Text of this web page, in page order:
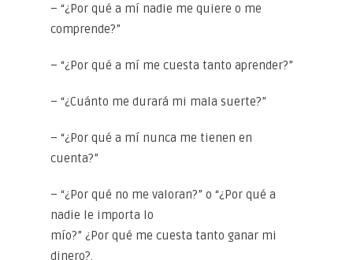
– “¿Por qué a mí nadie me quiere o me
comprende?”
– “¿Por qué a mí me cuesta tanto aprender?”
– “¿Cuánto me durará mi mala suerte?”
– “¿Por qué a mí nunca me tienen en
cuenta?”
– “¿Por qué no me valoran?” o “¿Por qué a
nadie le importa lo
mío?” ¿Por qué me cuesta tanto ganar mi
dinero?.